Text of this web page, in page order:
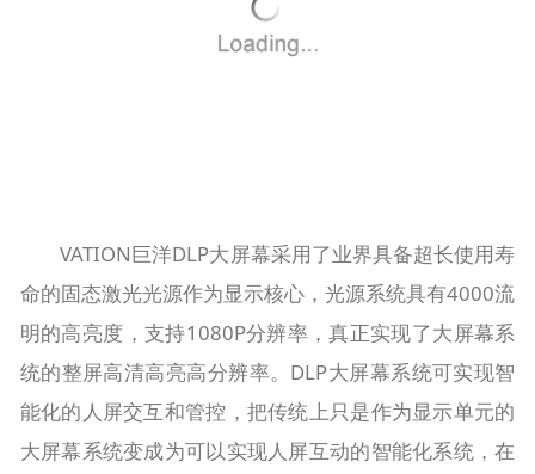
VATION巨洋DLP大屏幕采用了业界具备超长使用寿
命的固态激光光源作为显示核心，光源系统具有4000流
明的高亮度，支持1080P分辨率，真正实现了大屏幕系
统的整屏高清高亮高分辨率。DLP大屏幕系统可实现智
能化的人屏交互和管控，把传统上只是作为显示单元的
大屏幕系统变成为可以实现人屏互动的智能化系统，在